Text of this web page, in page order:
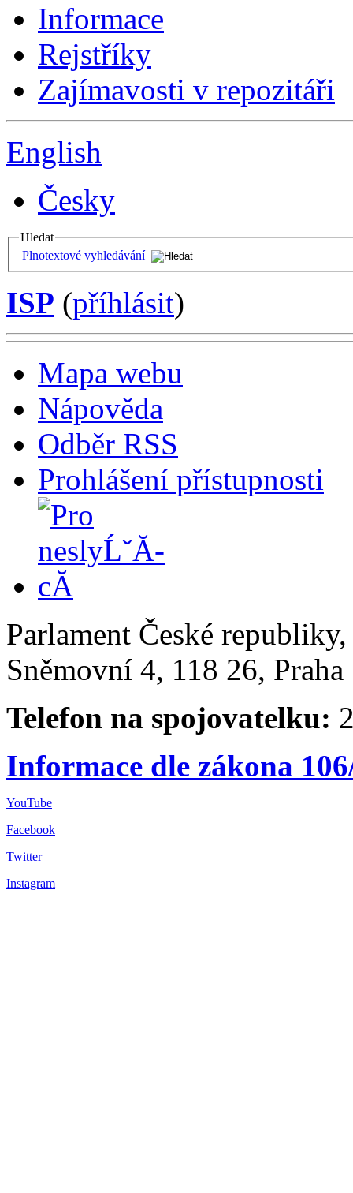
Informace
Rejstříky
Zajímavosti v repozitáři
English
Česky
Hledat
Plnotextové vyhledávání
ISP (příhlásit)
Mapa webu
Nápověda
Odběr RSS
Prohlášení přístupnosti
Parlament České
Sněmovní 4, 118 26,
Telefon na spojovatelku:
Informace dle zákona
YouTube
Facebook
Twitter
Instagram